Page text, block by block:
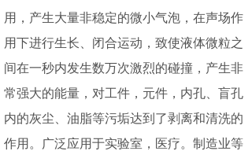
用，产生大量非稳定的微小气泡，在声场作
用下进行生长、闭合运动，致使液体微粒之
间在一秒内发生数万次激烈的碰撞，产生非
常强大的能量，对工件，元件，内孔、盲孔
内的灰尘、油脂等污垢达到了剥离和清洗的
作用。广泛应用于实验室，医疗。制造业等